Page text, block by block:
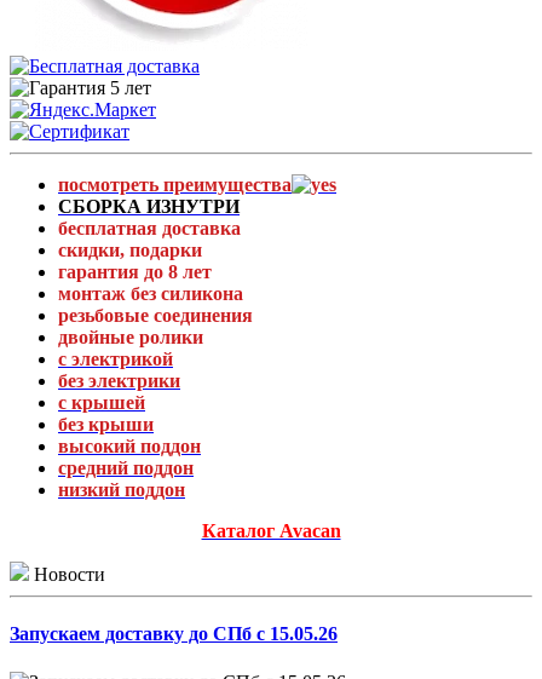
посмотреть преимущества
СБОРКА ИЗНУТРИ
бесплатная доставка
скидки, подарки
гарантия до 8 лет
монтаж без силикона
резьбовые соединения
двойные ролики
с электрикой
без электрики
с крышей
без крыши
высокий поддон
средний поддон
низкий поддон
Каталог Avacan
Новости
Запускаем доставку до СПб с 15.05.26